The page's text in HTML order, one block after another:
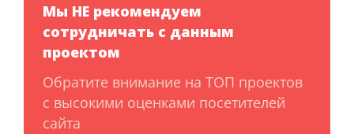
Мы НЕ рекомендуем
сотрудничать с данным
проектом
Обратите внимание на ТОП проектов
с высокими оценками посетителей
сайта